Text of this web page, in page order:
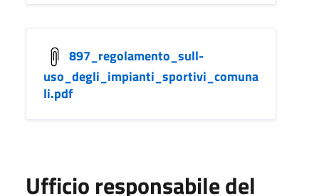
897_regolamento_sull-
uso_degli_impianti_sportivi_comuna
li.pdf
Ufficio responsabile del